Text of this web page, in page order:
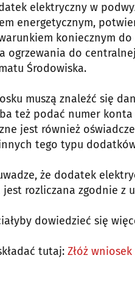
elektryczny w
energetycznym,
koniecznym
ogrzewania do
Środowiska.
muszą znaleźć się
też podać numer
jest również
tego typu
że dodatek
rozliczana zgodnie z
dowiedzieć się
tutaj: Złóż